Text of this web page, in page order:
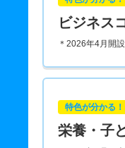
ビジネス
＊2026年4月開設
特色が分かる！
栄養・子